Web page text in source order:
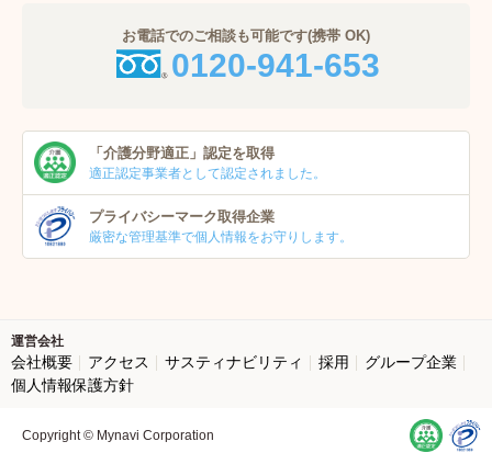
お電話でのご相談も可能です(携帯 OK)
0120-941-653
「介護分野適正」 認定を取得
適正認定事業者として認定されました。
プライバシーマーク取得企業
厳密な管理基準で個人情報をお守りします。
運営会社
会社概要 アクセス サスティナビリティ 採用
グループ企業
個人情報保護方針
Copyright © Mynavi Corporation